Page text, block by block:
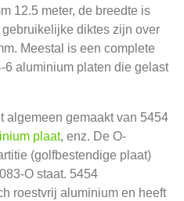
12.5 meter, de breedte is
diktes zijn over
Meestal is een complete
aluminium platen die gelast
algemeen gemaakt van 5454
plaat, enz. De O-
(golfbestendige plaat)
O staat. 5454
roestvrij aluminium en heeft